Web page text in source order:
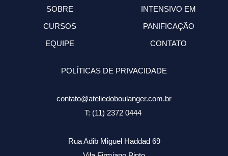
SOBRE
CURSOS
EQUIPE
INTENSIVO EM
PANIFICAÇÃO
CONTATO
POLÍTICAS DE PRIVACIDADE
contato@ateliedoboulanger.com.br
T: (11) 2372 0444
Rua Adib Miguel Haddad 69